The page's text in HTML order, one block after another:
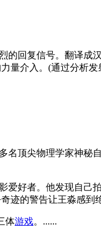
的回复信号。翻译
量介入。(通过分析
名顶尖物理学家神
爱好者。他发现自
迹的警告让王淼感到
体游戏。......